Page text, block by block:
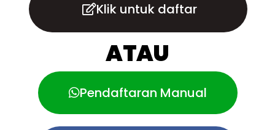
Klik untuk daftar
ATAU
Pendaftaran Manual